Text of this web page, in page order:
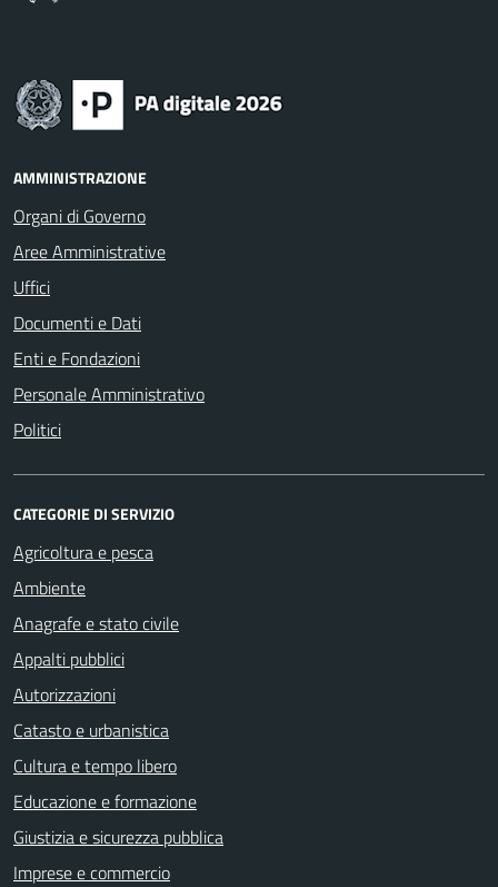
AMMINISTRAZIONE
Organi di Governo
Aree Amministrative
Uffici
Documenti e Dati
Enti e Fondazioni
Personale Amministrativo
Politici
CATEGORIE DI SERVIZIO
Agricoltura e pesca
Ambiente
Anagrafe e stato civile
Appalti pubblici
Autorizzazioni
Catasto e urbanistica
Cultura e tempo libero
Educazione e formazione
Giustizia e sicurezza pubblica
Imprese e commercio